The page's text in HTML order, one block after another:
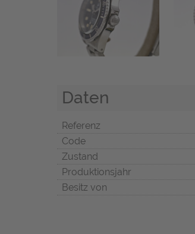
Daten
Referenz
Code
Zustand
Produktionsjahr
Besitz von